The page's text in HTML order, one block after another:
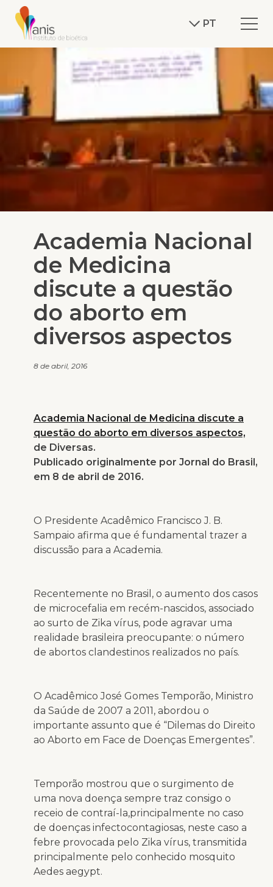
PT
Academia Nacional
de Medicina
discute a questão
do aborto em
diversos aspectos
8 de abril, 2016
Academia Nacional de Medicina discute a
questão do aborto em diversos aspectos,
de Diversas.
Publicado originalmente por Jornal do Brasil,
em 8 de abril de 2016.
O Presidente Acadêmico Francisco J. B.
Sampaio afirma que é fundamental trazer a
discussão para a Academia.
Recentemente no Brasil, o aumento dos casos
de microcefalia em recém-nascidos, associado
ao surto de Zika vírus, pode agravar uma
realidade brasileira preocupante: o número
de abortos clandestinos realizados no país.
O Acadêmico José Gomes Temporão, Ministro
da Saúde de 2007 a 2011, abordou o
importante assunto que é “Dilemas do Direito
ao Aborto em Face de Doenças Emergentes”.
Temporão mostrou que o surgimento de
uma nova doença sempre traz consigo o
receio de contraí-la,principalmente no caso
de doenças infectocontagiosas, neste caso a
febre provocada pelo Zika vírus, transmitida
principalmente pelo conhecido mosquito
Aedes aegypt.